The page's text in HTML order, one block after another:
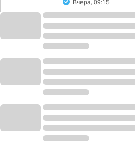
Вчера, 09:15